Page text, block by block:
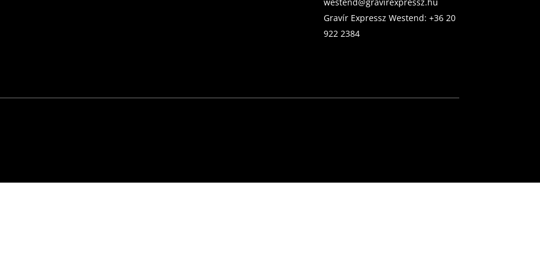
Gravír Expressz Westend:+36 20
922 2384